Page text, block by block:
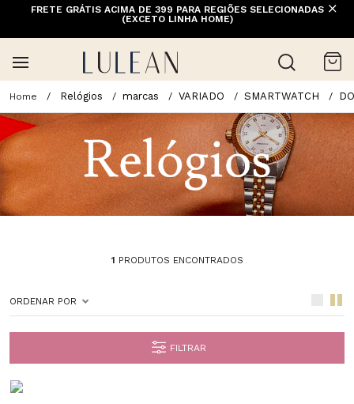
FRETE GRÁTIS ACIMA DE 399 PARA REGIÕES SELECIONADAS
(EXCETO LINHA HOME)
Relógios marcas VARIADO SMARTWATCH
1 PRODUTOS ENCONTRADOS
ORDENAR POR
FILTRAR